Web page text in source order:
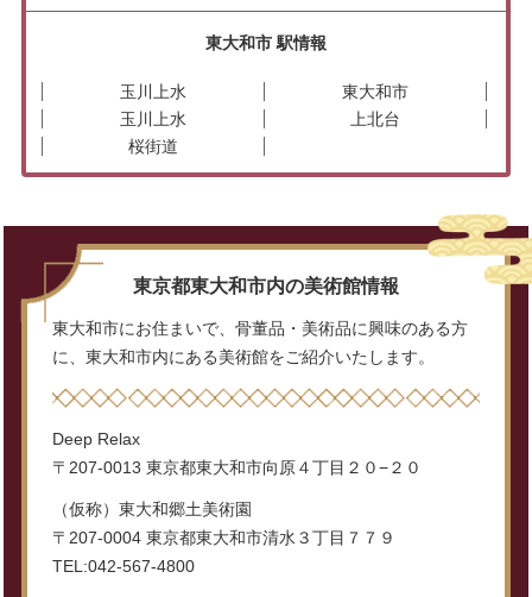
東大和市 駅情報
玉川上水
東大和市
玉川上水
上北台
桜街道
東京都東大和市内の美術館情報
東大和市にお住まいで、骨董品・美術品に興味のある方
に、東大和市内にある美術館をご紹介いたします。
Deep Relax
〒207-0013 東京都東大和市向原４丁目２０−２０
（仮称）東大和郷土美術園
〒207-0004 東京都東大和市清水３丁目７７９
TEL:042-567-4800